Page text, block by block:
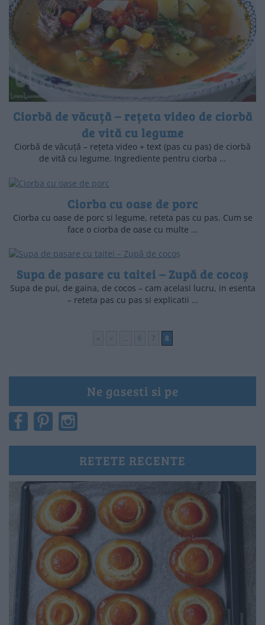
Ciorbă de văcuță – rețeta video de ciorbă
de vită cu legume
Ciorbă de văcuță – rețeta video + text (pas cu pas) de ciorbă
de vită cu legume. Ingrediente pentru ciorba …
Ciorba cu oase de porc
Ciorba cu oase de porc si legume, reteta pas cu pas. Cum se
face o ciorba de oase cu multe …
Supa de pasare cu taitei – Zupă de cocoș
Supa de pui, de gaina, de cocos – cam acelasi lucru, in esenta
– reteta pas cu pas si explicatii …
« < ... 6 7 8
Ne gasesti si pe
RETETE RECENTE